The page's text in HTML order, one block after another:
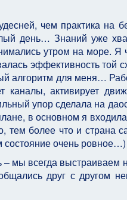
чем практика на
день… Знаний уже
утром на море. Я
эффективность той
алгоритм для меня…
каналы, активирует
упор сделала на
в основном я
тем более что и страна
состояние очень ровное…)
– мы всегда выстраиваем
друг с другом